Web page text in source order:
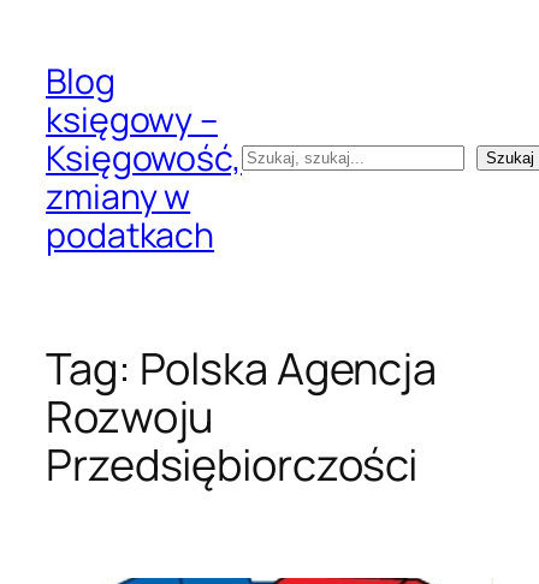
treściBlog
księgowy –
Księgowość,
zmiany w
podatkach
Szukaj Szukaj
Tag: Polska Agencja
Rozwoju
Przedsiębiorczości